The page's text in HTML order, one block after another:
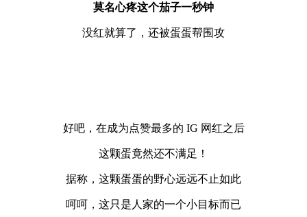
莫名心疼这个茄子一秒钟
没红就算了，还被蛋蛋帮围攻
好吧，在成为点赞最多的 IG 网红之后
这颗蛋竟然还不满足！
据称，这颗蛋蛋的野心远远不止如此
呵呵，这只是人家的一个小目标而已